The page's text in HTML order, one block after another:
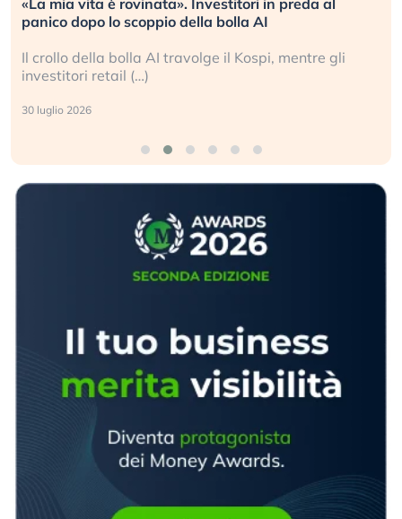
panico dopo lo scoppio della bolla AI
Il crollo della bolla AI travolge il Kospi, mentre gli
investitori retail (…)
30 luglio 2026